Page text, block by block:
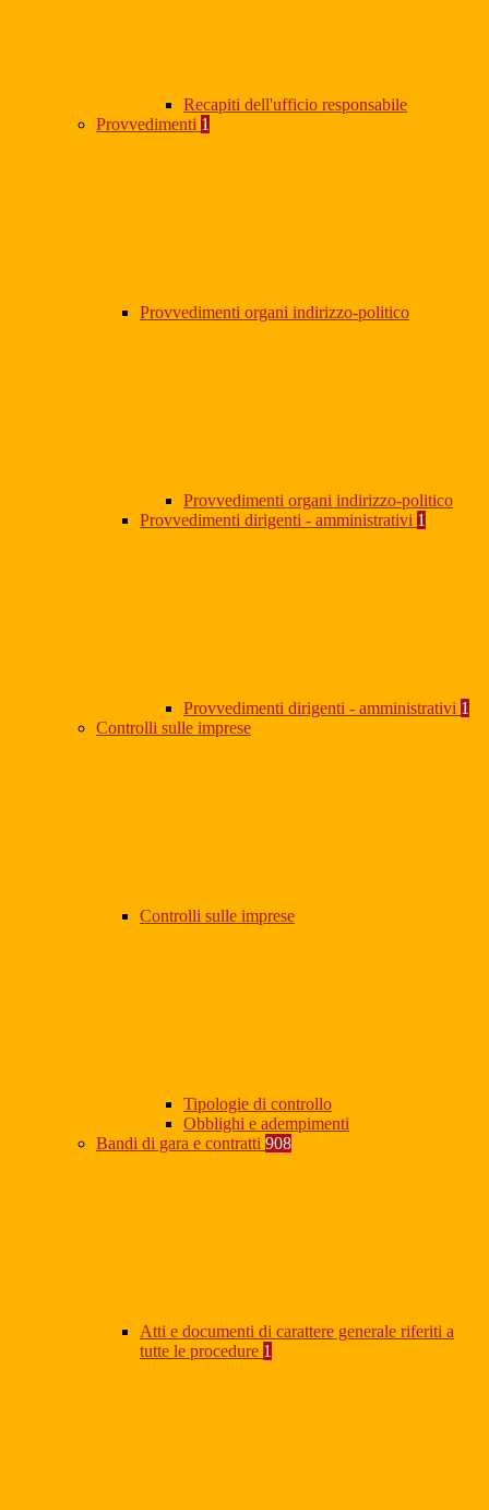
Recapiti dell'ufficio responsabile
Provvedimenti 1
Provvedimenti organi indirizzo-politico
Provvedimenti organi indirizzo-politico
Provvedimenti dirigenti - amministrativi 1
Provvedimenti dirigenti - amministrativi 1
Controlli sulle imprese
Controlli sulle imprese
Tipologie di controllo
Obblighi e adempimenti
Bandi di gara e contratti 908
Atti e documenti di carattere generale riferiti a
tutte le procedure 1